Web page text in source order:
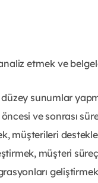
etmek ve
sunumlar
ve sonrası
müşterileri
müşteri